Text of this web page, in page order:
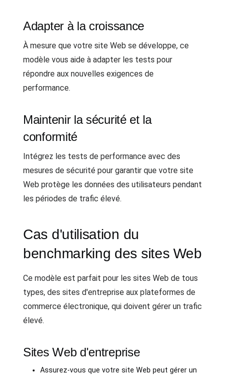
Adapter à la croissance
À mesure que votre site Web se développe, ce
modèle vous aide à adapter les tests pour
répondre aux nouvelles exigences de
performance.
Maintenir la sécurité et la
conformité
Intégrez les tests de performance avec des
mesures de sécurité pour garantir que votre site
Web protège les données des utilisateurs pendant
les périodes de trafic élevé.
Cas d'utilisation du
benchmarking des sites Web
Ce modèle est parfait pour les sites Web de tous
types, des sites d'entreprise aux plateformes de
commerce électronique, qui doivent gérer un trafic
élevé.
Sites Web d'entreprise
Assurez-vous que votre site Web peut gérer un